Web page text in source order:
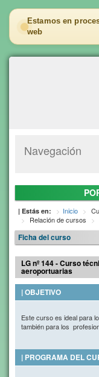
Estamos en
web
Navegación
| Estás en: Inicio
Relación de cursos
Ficha del curso
LG nº 144 - Curso
aeroportuarias
| OBJETIVO
Este curso es ideal para
también para los
| PROGRAMA DEL